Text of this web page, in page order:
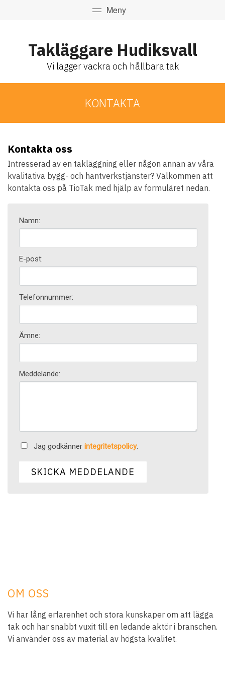
Takläggare Hudiksvall
Vi lägger vackra och hållbara tak
KONTAKTA
Kontakta oss
Intresserad av en takläggning eller någon annan av våra
kvalitativa bygg- och hantverkstjänster? Välkommen att
kontakta oss på TioTak med hjälp av formuläret nedan.
Namn:
E-post:
Telefonnummer:
Ämne:
Meddelande:
Jag godkännerintegritetspolicy.
OM OSS
Vi har lång erfarenhet och stora kunskaper om att lägga
tak och har snabbt vuxit till en ledande aktör i branschen.
Vi använder oss av material av högsta kvalitet.